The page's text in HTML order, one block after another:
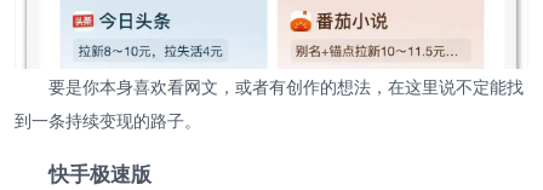
要是你本身喜欢看网文，或者有创作的想法，在这里说不定能找
到一条持续变现的路子。
快手极速版